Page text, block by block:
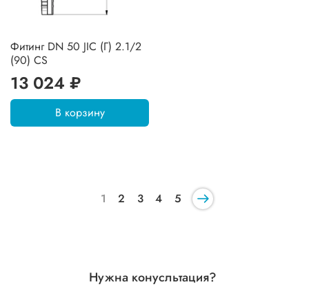
Фитинг DN 50 JIC (Г) 2.1/2
(90) CS
13 024 ₽
В корзину
1 2 3 4 5
Нужна конусльтация?